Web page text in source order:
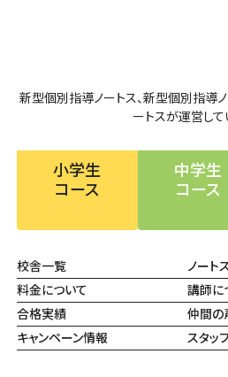
新型個別指導ノートス、新型個別指導
ートスが運営して
小学生
コース
中学生
コース
校舎一覧
ノート
料金について
講師に
合格実績
仲間の
キャンペーン情報
スタッ